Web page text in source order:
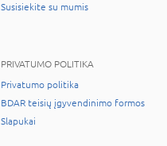
Susisiekite su mumis
PRIVATUMO POLITIKA
Privatumo politika
BDAR teisių įgyvendinimo formos
Slapukai